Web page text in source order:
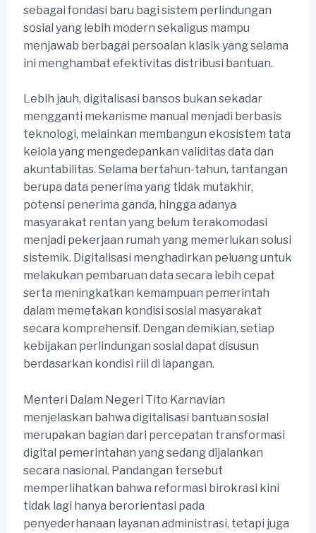
sebagai fondasi baru bagi sistem perlindungan
sosial yang lebih modern sekaligus mampu
menjawab berbagai persoalan klasik yang selama
ini menghambat efektivitas distribusi bantuan.
Lebih jauh, digitalisasi bansos bukan sekadar
mengganti mekanisme manual menjadi berbasis
teknologi, melainkan membangun ekosistem tata
kelola yang mengedepankan validitas data dan
akuntabilitas. Selama bertahun-tahun, tantangan
berupa data penerima yang tidak mutakhir,
potensi penerima ganda, hingga adanya
masyarakat rentan yang belum terakomodasi
menjadi pekerjaan rumah yang memerlukan solusi
sistemik. Digitalisasi menghadirkan peluang untuk
melakukan pembaruan data secara lebih cepat
serta meningkatkan kemampuan pemerintah
dalam memetakan kondisi sosial masyarakat
secara komprehensif. Dengan demikian, setiap
kebijakan perlindungan sosial dapat disusun
berdasarkan kondisi riil di lapangan.
Menteri Dalam Negeri Tito Karnavian
menjelaskan bahwa digitalisasi bantuan sosial
merupakan bagian dari percepatan transformasi
digital pemerintahan yang sedang dijalankan
secara nasional. Pandangan tersebut
memperlihatkan bahwa reformasi birokrasi kini
tidak lagi hanya berorientasi pada
penyederhanaan layanan administrasi, tetapi juga